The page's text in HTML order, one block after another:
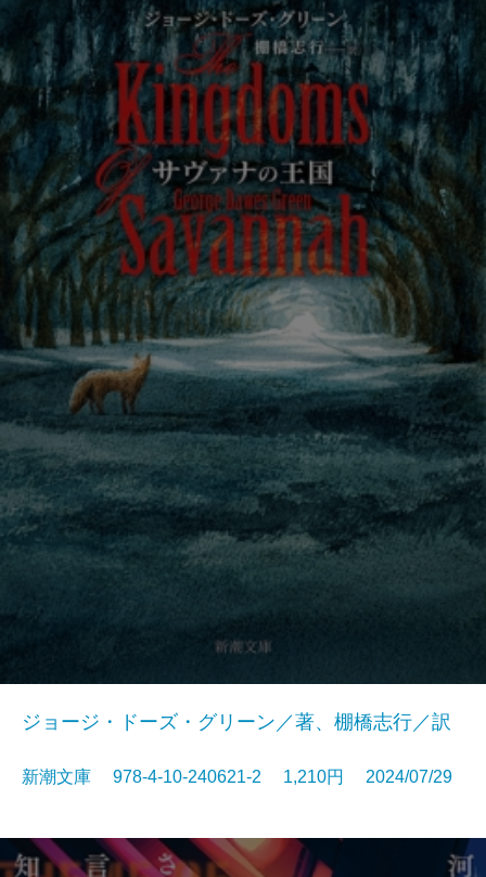
ジョージ・ドーズ・グリーン／著、棚橋志行／訳
新潮文庫 978-4-10-240621-2 1,210円 2024/07/29